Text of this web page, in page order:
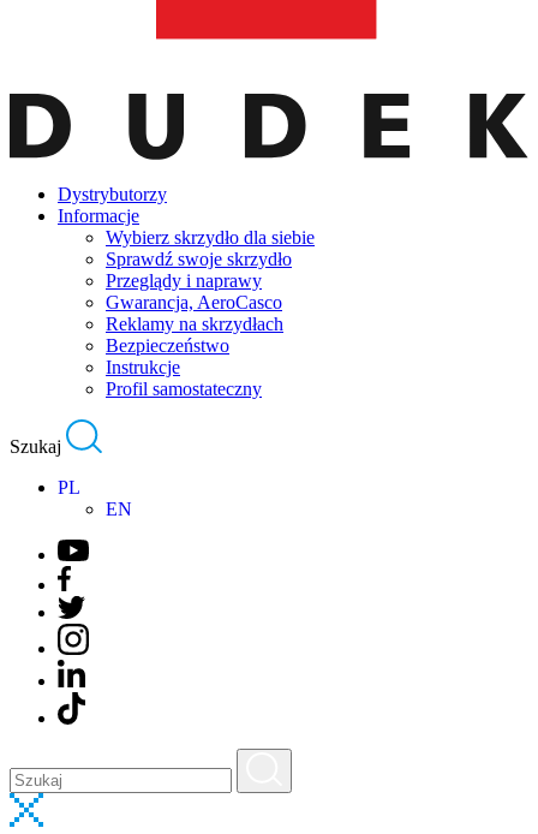
Dystrybutorzy
Informacje
Wybierz skrzydło dla siebie
Sprawdź swoje skrzydło
Przeglądy i naprawy
Gwarancja, AeroCasco
Reklamy na skrzydłach
Bezpieczeństwo
Instrukcje
Profil samostateczny
Szukaj
PL
EN